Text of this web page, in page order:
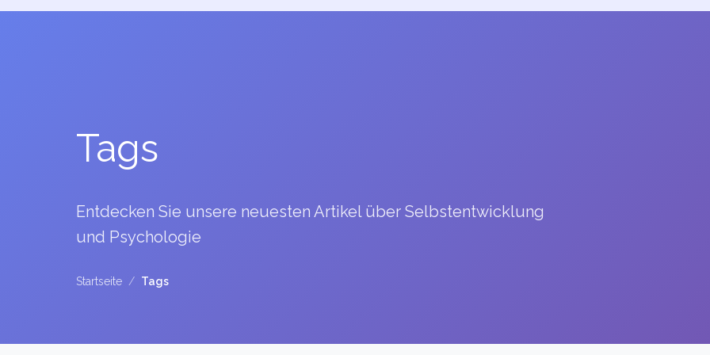
Tags
Entdecken Sie unsere neuesten Artikel über Selbstentwicklung
und Psychologie
Startseite / Tags